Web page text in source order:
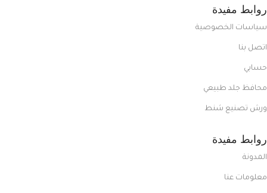
روابط مفيدة
سياسات الخصوصية
اتصل بنا
حسابي
محافظ جلد طبيعي
ورش تصنيع شنط
روابط مفيدة
المدونة
معلومات عنا